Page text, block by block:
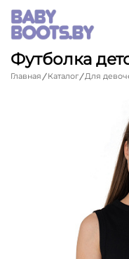
Футболка
Главная Каталог Для